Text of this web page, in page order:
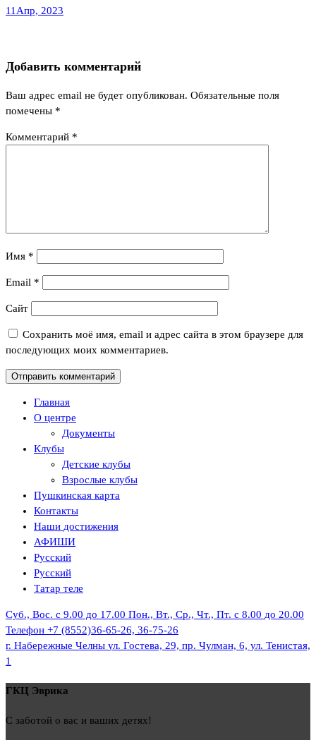
11 Апр, 2023
Добавить комментарий
Ваш адрес email не будет опубликован. Обязательные поля
помечены *
Комментарий *
Имя *
Email *
Сайт
Сохранить моё имя, email и адрес сайта в этом браузере для
последующих моих комментариев.
Главная
О центре
Документы
Клубы
Детские клубы
Взрослые клубы
Пушкинская карта
Контакты
Наши достижения
АФИШИ
Русский
Русский
Татар теле
Суб., Вос. с 9.00 до 17.00 Пон., Вт., Ср., Чт., Пт. с 8.00 до 20.00
Телефон +7 (8552)36-65-26, 36-75-26
г. Набережные Челны ул. Гостева, 29, пр. Чулман, 6, ул. Тенистая,
1
ГКЦ Эврика
С заботой о вас и ваших детях!